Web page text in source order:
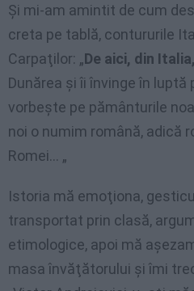
Şi mi-am amintit de cum
creta pe tablă, contururile
Carpaţilor: „De aici, din
Dunărea şi îi învinge în luptă
vorbeşte pe pământurile
noi o numim română, adică
Romei… „
Istoria mă emoţiona,
transportat prin clasă,
etimologice, apoi mă
masa învăţătorului şi îmi